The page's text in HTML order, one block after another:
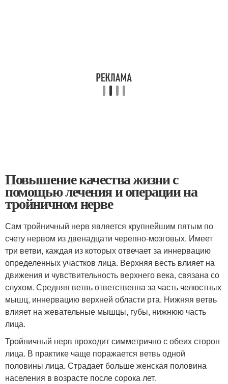
Повышение качества жизни с
помощью лечения и операции на
тройничном нерве
Сам тройничный нерв является крупнейшим пятым по
счету нервом из двенадцати черепно-мозговых. Имеет
три ветви, каждая из которых отвечает за иннервацию
определенных участков лица. Верхняя весть влияет на
движения и чувствительность верхнего века, связана со
слухом. Средняя ветвь ответственна за часть челюстных
мышц, иннервацию верхней области рта. Нижняя ветвь
влияет на жевательные мышцы, губы, нижнюю часть
лица.
Тройничный нерв проходит симметрично с обеих сторон
лица. В практике чаще поражается ветвь одной
половины лица. Страдает больше женская половина
населения в возрасте после сорока лет.